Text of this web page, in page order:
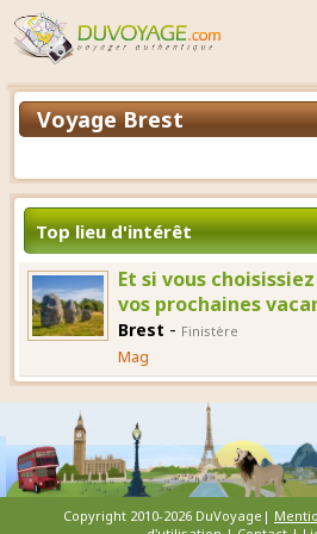
Voyage Brest
Top lieu d'intérêt
Et si vous
vos prochaines
Brest - Finistère
Mag
Copyright 2010-2026 DuVoyage|